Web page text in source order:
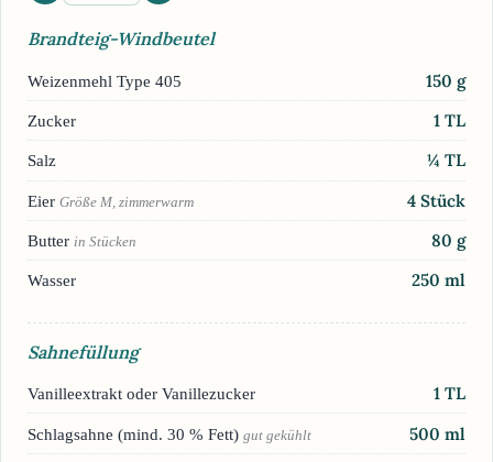
Brandteig-Windbeutel
Weizenmehl Type 405 150 g
Zucker 1 TL
Salz ¼ TL
Eier Größe M, zimmerwarm 4 Stück
Butter in Stücken 80 g
Wasser 250 ml
Sahnefüllung
Vanilleextrakt oder Vanillezucker 1 TL
Schlagsahne (mind. 30 % Fett) gut gekühlt 500 ml